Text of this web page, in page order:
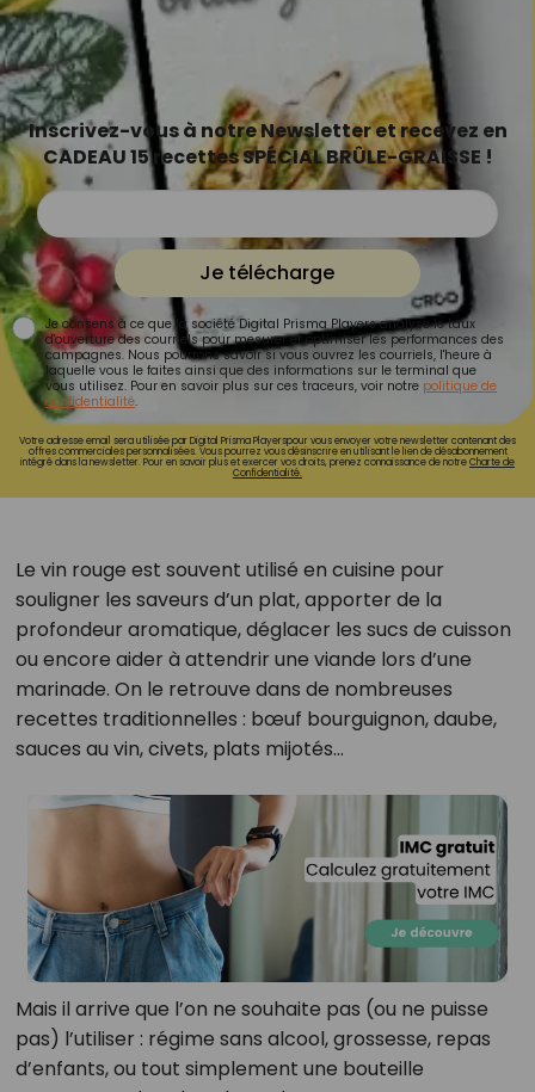
Inscrivez-vous à notre Newsletter et recevez en
CADEAU 15 recettes SPÉCIAL BRÛLE-GRAISSE !
Je télécharge
Je consens à ce que la société Digital Prisma Players analyse le taux
d'ouverture des courriels pour mesurer et optimiser les performances des
campagnes. Nous pourrons savoir si vous ouvrez les courriels, l'heure à
laquelle vous le faites ainsi que des informations sur le terminal que
vous utilisez. Pour en savoir plus sur ces traceurs, voir notre politique de
confidentialité.
Votre adresse email sera utilisée par Digital Prisma Playerspour vous envoyer votre newsletter contenant des
offres commerciales personnalisées. Vous pourrez vous désinscrire en utilisant le lien de désabonnement
intégré dans la newsletter. Pour en savoir plus et exercer vos droits, prenez connaissance de notreCharte de
Confidentialité.
Le vin rouge est souvent utilisé en cuisine pour
souligner les saveurs d’un plat, apporter de la
profondeur aromatique, déglacer les sucs de cuisson
ou encore aider à attendrir une viande lors d’une
marinade. On le retrouve dans de nombreuses
recettes traditionnelles : bœuf bourguignon, daube,
sauces au vin, civets, plats mijotés…
Mais il arrive que l’on ne souhaite pas (ou ne puisse
pas) l’utiliser : régime sans alcool, grossesse, repas
d’enfants, ou tout simplement une bouteille